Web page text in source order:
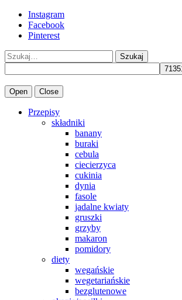
Instagram
Facebook
Pinterest
Szukaj
Open Close
Przepisy
składniki
banany
buraki
cebula
ciecierzyca
cukinia
dynia
fasole
jadalne kwiaty
gruszki
grzyby
makaron
pomidory
diety
wegańskie
wegetariańskie
bezglutenowe